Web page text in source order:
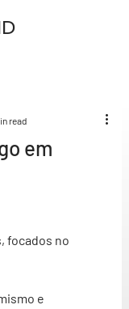
em
read
focados no
e